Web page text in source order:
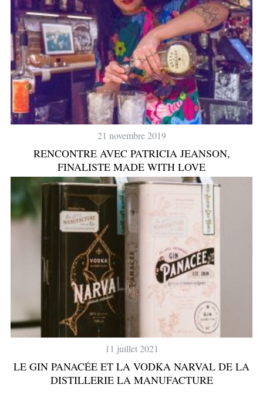
21 novembre 2019
RENCONTRE AVEC PATRICIA JEANSON,
FINALISTE MADE WITH LOVE
11 juillet 2021
LE GIN PANACÉE ET LA VODKA NARVAL DE LA
DISTILLERIE LA MANUFACTURE